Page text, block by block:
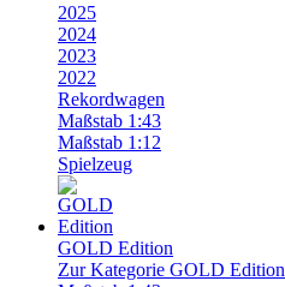
2025
2024
2023
2022
Rekordwagen
Maßstab 1:43
Maßstab 1:12
Spielzeug
GOLD Edition
Zur Kategorie GOLD Edition